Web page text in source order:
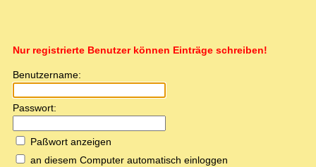
Nur registrierte Benutzer können Einträge schreiben!
Benutzername:
Passwort:
Paßwort anzeigen
an diesem Computer automatisch einloggen